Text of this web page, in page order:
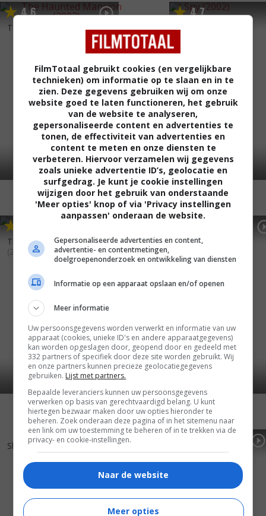
4,6
The Haunted Mansion (2003)
4,7
I Spy (2002)
The Adventures of Pluto Nash
(2002)
7,9
Shrek (2001)
FilmTotaal gebruikt cookies (en vergelijkbare
technieken) om informatie op te slaan en in te
zien. Deze gegevens gebruiken wij om onze
website goed te laten functioneren, het gebruik
van de website te analyseren,
gepersonaliseerde content en advertenties te
tonen, de effectiviteit van advertenties en
content te meten en onze diensten te
verbeteren. Hiervoor verzamelen wij gegevens
zoals unieke advertentie ID’s, geolocatie en
surfgedrag. Je kunt je cookie instellingen
wijzigen door het gebruik van onderstaande
'Meer opties' knop of via 'Privacy instellingen
aanpassen' onderaan de website.
Gepersonaliseerde advertenties en content,
advertentie- en contentmetingen,
doelgroepenonderzoek en ontwikkeling van diensten
Informatie op een apparaat opslaan en/of openen
Meer informatie
Uw persoonsgegevens worden verwerkt en informatie van uw
apparaat (cookies, unieke ID's en andere apparaatgegevens)
kan worden opgeslagen door, geopend door en gedeeld met
332 partners of specifiek door deze site worden gebruikt. Wij
en onze partners kunnen precieze geolocatiegegevens
gebruiken. Lijst met partners.
Bepaalde leveranciers kunnen uw persoonsgegevens
verwerken op basis van gerechtvaardigd belang. U kunt
hiertegen bezwaar maken door uw opties hieronder te
beheren. Zoek onderaan deze pagina of in het sitemenu naar
een link om uw toestemming te beheren of in te trekken via de
privacy- en cookie-instellingen.
Naar de website
Meer opties